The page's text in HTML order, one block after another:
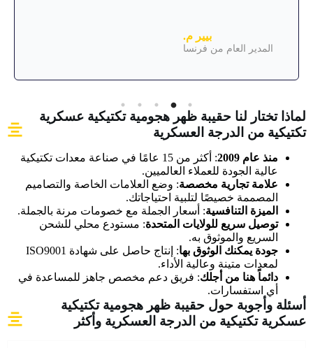
بيير م.
المدير العام من فرنسا
لماذا تختار لنا حقيبة ظهر هجومية تكتيكية عسكرية
تكتيكية من الدرجة العسكرية
منذ عام 2009
: أكثر من 15 عامًا في صناعة معدات تكتيكية
عالية الجودة للعملاء العالميين.
علامة تجارية مخصصة: وضع العلامات الخاصة والتصاميم
المصممة خصيصًا لتلبية احتياجاتك.
الميزة التنافسية: أسعار الجملة مع خصومات مرنة بالجملة.
توصيل سريع للولايات المتحدة: مستودع محلي للشحن
السريع والموثوق به.
جودة يمكنك الوثوق بها
: إنتاج حاصل على شهادة ISO9001
لمعدات متينة وعالية الأداء.
دائماً هنا من أجلك: فريق دعم مخصص جاهز للمساعدة في
أي استفسارات.
أسئلة وأجوبة حول حقيبة ظهر هجومية تكتيكية
عسكرية تكتيكية من الدرجة العسكرية وأكثر